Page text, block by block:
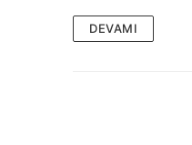
DEVAMI